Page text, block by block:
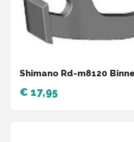
Shimano Rd-m8120
€ 17,95